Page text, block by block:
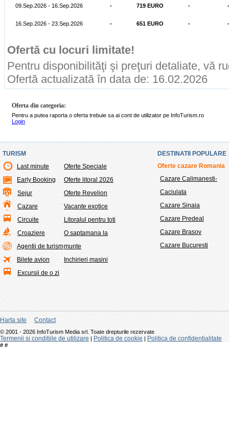
09.Sep.2026 - 16.Sep.2026 - 719 EURO -
16.Sep.2026 - 23.Sep.2026 - 651 EURO -
Ofertă cu locuri limitate!
Pentru disponibilităţi şi preţuri detaliate, vă
Ofertă actualizată în data de: 16.02.2026
Oferta din categoria:
Pentru a putea raporta o oferta trebuie sa ai cont de utilizator pe InfoTurism.ro
Login
TURISM
Last minute
Early Booking
Sejur
Cazare
Circuite
Croaziere
Agentii de turism
Bilete avion
Excursii de o zi
Oferte Speciale
Oferte litoral 2026
Oferte Revelion
Vacante exotice
Litoralul pentru toti
O saptamana la
munte
Inchirieri masini
DESTINATII POPULARE
Oferte cazare Romania
Cazare Calimanesti-
Caciulata
Cazare Sinaia
Cazare Predeal
Cazare Brasov
Cazare Bucuresti
Harta site Contact
© 2001 - 2026 InfoTurism Media srl. Toate drepturile rezervate
Termenii si conditiile de utilizare | Politica de cookie | Politica de confidentialitate
# #